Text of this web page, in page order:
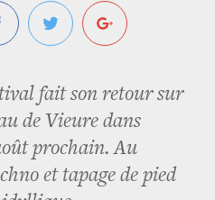
fait son retour sur
de Vieure dans
prochain. Au
et tapage de pied